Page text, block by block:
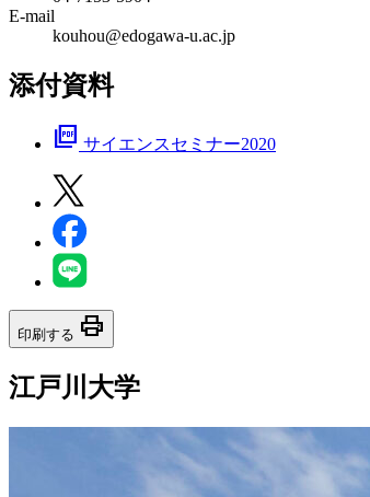
E-mail
kouhou@edogawa-u.ac.jp
添付資料
picture_as_pdf サイエンスセミナー2020
印刷する print
江戸川大学